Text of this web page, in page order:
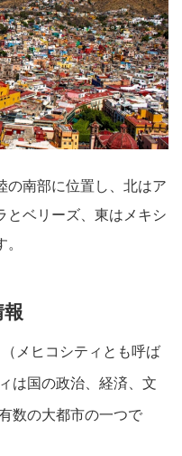
の南部に位置し、北はア
とベリーズ、東はメキシ
メヒコシティとも呼ば
は国の政治、経済、文
数の大都市の一つで